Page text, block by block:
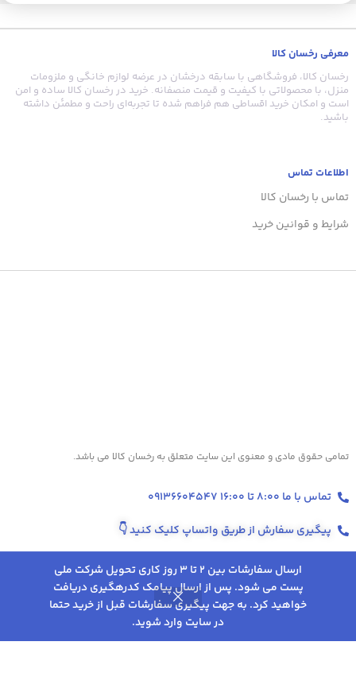
ارسال سفارشات بین 2 تا 3 روز کاری تحویل شرکت ملی
پست می شود. پس از ارسال پیامک کدرهگیری دریافت
خواهید کرد. به جهت پیگیری سفارشات قبل از خرید حتما
در سایت وارد شوید.
اسپرسوساز خانگی و صنعتی و همچنین موکاپات است. این ترکیب با
دقت فراوان آماده شده تا کیفیت و تازگی در هر دانه حفظ شود . دانه
دیجی کالا آسیاب میشود که بصورت تازه و با کیفیت بدست شما مشتری
عزیز برسد.
معرفی رخسان کالا
رخسان کالا، فروشگاهی با سابقه درخشان در عرضه لوازم خانگی و ملزومات
منزل، با محصولاتی با کیفیت و قیمت منصفانه. خرید در رخسان کالا ساده و امن
است و امکان خرید اقساطی هم فراهم شده تا تجربه‌ای راحت و مطمئن داشته
باشید.
اطلاعات تماس
تماس با رخسان کالا
شرایط و قوانین خرید
تمامی حقوق مادی و معنوی این سایت متعلق به رخسان کالا می باشد.
تماس با ما 8:00 تا 16:00 09136604547
پیگیری سفارش از طریق واتساپ کلیک کنید👇
تخفیف‌ها و پروموشن‌های ویژه در اینستاگرام 👇
اسپرسو
۷۰
عربیکا و 1,432,000 تومان
عربیکا :
70%
درصد
روبوستا :
0